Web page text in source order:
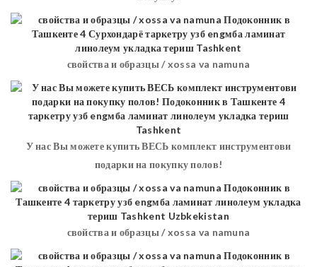
свойства и образцы / xossa va namuna
У нас Вы можете купить ВЕСЬ комплект инструментови
подарки на покупку полов!
свойства и образцы / xossa va namuna